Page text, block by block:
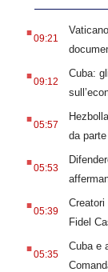
.09:21
.09:12
Cuba:
.05:57
da
.05:53
.05:39
Fidel
.05:35
Cuba e